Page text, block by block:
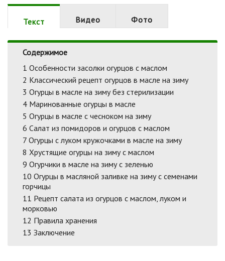
Текст Видео Фото
Содержимое
1 Особенности засолки огурцов с маслом
2 Классический рецепт огурцов в масле на зиму
3 Огурцы в масле на зиму без стерилизации
4 Маринованные огурцы в масле
5 Огурцы в масле с чесноком на зиму
6 Салат из помидоров и огурцов с маслом
7 Огурцы с луком кружочками в масле на зиму
8 Хрустящие огурцы на зиму с маслом
9 Огурчики в масле на зиму с зеленью
10 Огурцы в масляной заливке на зиму с семенами
горчицы
11 Рецепт салата из огурцов с маслом, луком и
морковью
12 Правила хранения
13 Заключение